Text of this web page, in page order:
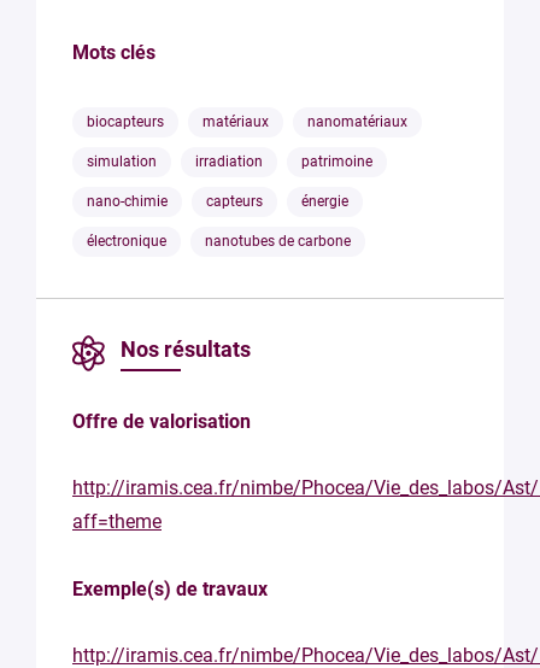
Mots clés
biocapteurs matériaux nanomatériaux
simulation irradiation patrimoine
nano-chimie capteurs énergie
électronique nanotubes de carbone
Nos résultats
Offre de valorisation
http://iramis.cea.fr/nimbe/Phocea/Vie_des_labos/
aff=theme
Exemple(s) de travaux
http://iramis.cea.fr/nimbe/Phocea/Vie_des_labos/